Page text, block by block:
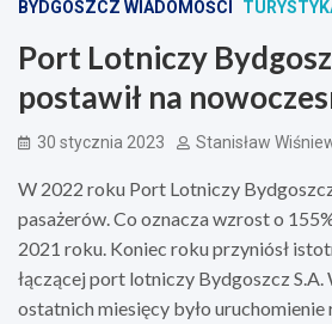
BYDGOSZCZ WIADOMOŚCI
Port Lotniczy
postawił na
30 stycznia 2023 Stanisław
W 2022 roku Port Lotniczy Bydgoszcz
pasażerów. Co oznacza wzrost o
2021 roku. Koniec roku przyniósł
łączącej port lotniczy Bydgoszcz S.A.
ostatnich miesięcy było uruchomienie